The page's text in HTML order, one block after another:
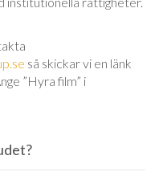
så skickar vi en länk
”Hyra film” i